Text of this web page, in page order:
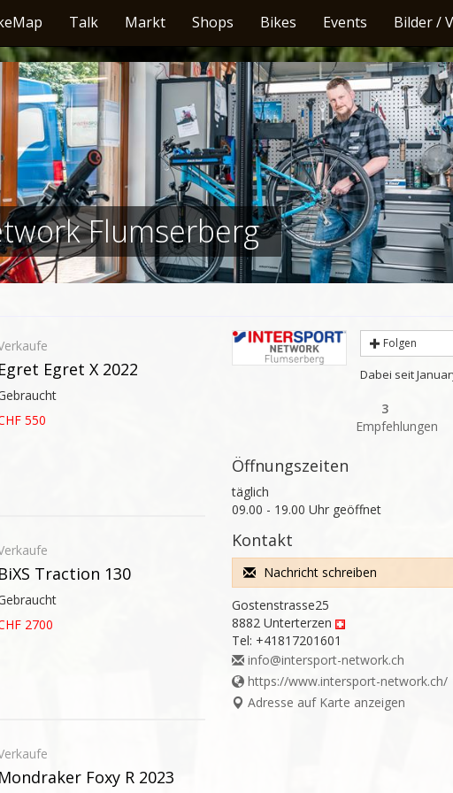
Talk Markt Shops Bikes Events Bilder /
Flumserberg
Folgen
Dabei seit
3
Empfehlungen
Öffnungszeiten
täglich
09.00 - 19.00 Uhr geöffnet
Kontakt
Nachricht schreiben
Gostenstrasse25
8882 Unterterzen
Tel: +41817201601
info@intersport-network.ch
https://www.intersport-network.ch/
Adresse auf Karte anzeigen
Egret Egret X 2022
550
BiXS Traction 130
2700
Mondraker Foxy R 2023